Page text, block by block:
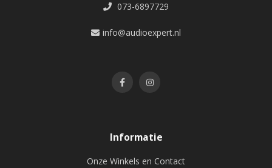
073-6897729
info@audioexpert.nl
Informatie
Onze Winkels en Contact